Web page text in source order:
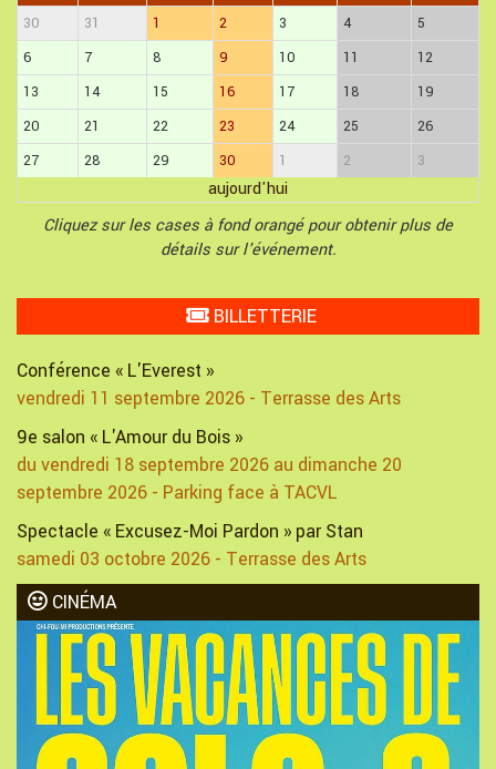
30 31 1 2 3 4
5
6
7 8 9 10 11
12
13
14 15 16 17 18
19
20
21 22 23 24 25
26
27
28 29 30 1 2 3
aujourd'hui
Cliquez sur les cases à fond orangé pour obtenir plus de
détails sur l'événement.
BILLETTERIE
Conférence « L'Everest »
vendredi 11 septembre 2026 - Terrasse des Arts
9e salon « L'Amour du Bois »
du vendredi 18 septembre 2026 au dimanche 20
septembre 2026 - Parking face à TACVL
Spectacle « Excusez-Moi Pardon » par Stan
samedi 03 octobre 2026 - Terrasse des Arts
CINÉMA